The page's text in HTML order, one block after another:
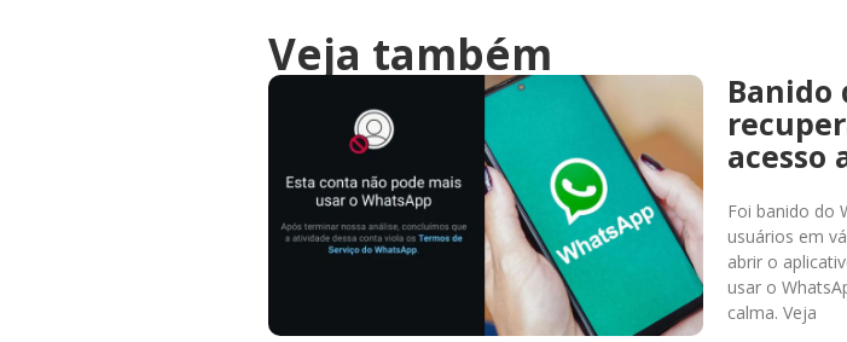
Veja também
Banido
acesso
Foi banido do
usuários em
abrir o
usar o
calma. Veja